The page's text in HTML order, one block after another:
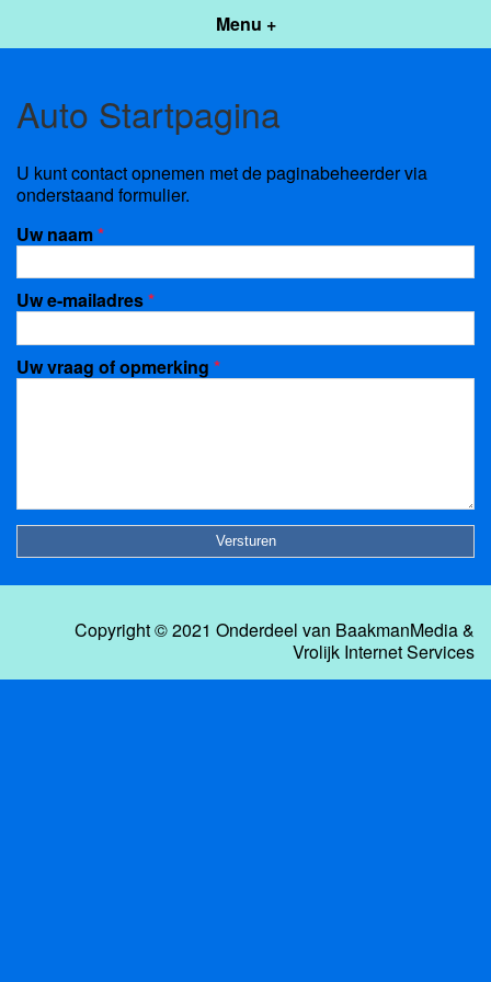
Menu +
Auto Startpagina
U kunt contact opnemen met de paginabeheerder via
onderstaand formulier.
Uw naam*
Uw e-mailadres*
Uw vraag of opmerking *
Copyright © 2021 Onderdeel van BaakmanMedia&
Vrolijk Internet Services